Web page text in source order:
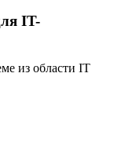
IT-
из области IT